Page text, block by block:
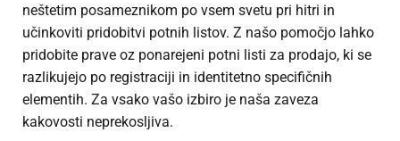
neštetim posameznikom po vsem svetu pri hitri in
učinkoviti pridobitvi potnih listov. Z našo pomočjo lahko
pridobite prave oz ponarejeni potni listi za prodajo, ki se
razlikujejo po registraciji in identitetno specifičnih
elementih. Za vsako vašo izbiro je naša zaveza
kakovosti neprekosljiva.